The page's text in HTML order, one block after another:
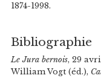
1874-1998.
Bibliographie
Le Jura bernois, 29
William Vogt (éd.),